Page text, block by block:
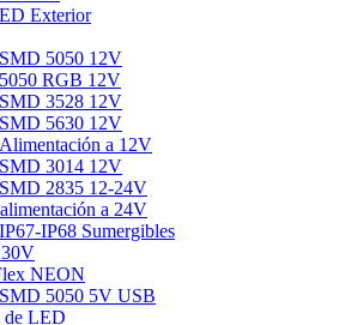
Exterior
5050 12V
RGB 12V
3528 12V
5630 12V
a 12V
3014 12V
2835 12-24V
a 24V
IP68 Sumergibles
NEON
5050 5V USB
de LED